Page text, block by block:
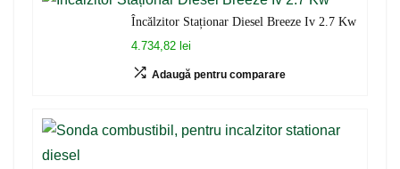
Încălzitor Staționar Diesel Breeze Iv 2.7 Kw
4.734,82 lei
Adaugă pentru comparare